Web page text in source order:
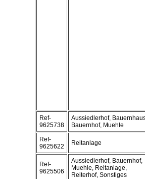
Ref-
9625738
Aussiedlerhof,
Bauernhof, Muehle
Ref-
9625622
Reitanlage
Ref-
9625506
Aussiedlerhof, Bauernhof,
Muehle, Reitanlage,
Reiterhof, Sonstiges